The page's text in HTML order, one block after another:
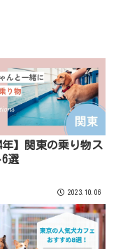
年】関東の乗り物ス
選
2023.10.06